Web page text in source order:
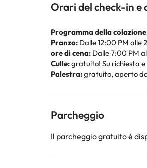
Orari del check-in
Programma della
Pranzo: Dalle 12:00 PM alle
ore di cena: Dalle 7:00 PM
Culle:gratuito! Su richiesta
Palestra:gratuito, aperto
Parcheggio
Il parcheggio gratuito è